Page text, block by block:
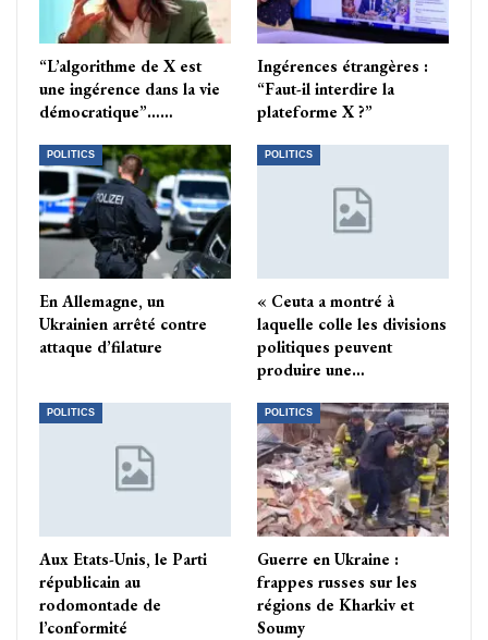
“L’algorithme de X est
une ingérence dans la vie
démocratique”……
Ingérences étrangères :
“Faut-il interdire la
plateforme X ?”
POLITICS
En Allemagne, un
Ukrainien arrêté contre
attaque d’filature
POLITICS
« Ceuta a montré à
laquelle colle les divisions
politiques peuvent
produire une…
POLITICS
Aux Etats-Unis, le Parti
républicain au
rodomontade de
l’conformité
POLITICS
Guerre en Ukraine :
frappes russes sur les
régions de Kharkiv et
Soumy